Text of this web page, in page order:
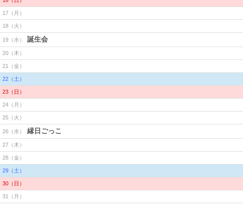
17（月）
18（火）
19（水） 誕生会
20（木）
21（金）
22（土）
23（日）
24（月）
25（火）
26（水） 縁日ごっこ
27（木）
28（金）
29（土）
30（日）
31（月）